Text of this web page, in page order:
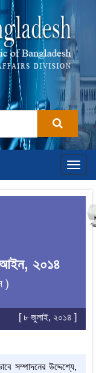
আইন, ২০১৪
)
[ ৮ জুলাই, ২০১৪ ]
সম্পাদনের উদ্দেশ্যে,